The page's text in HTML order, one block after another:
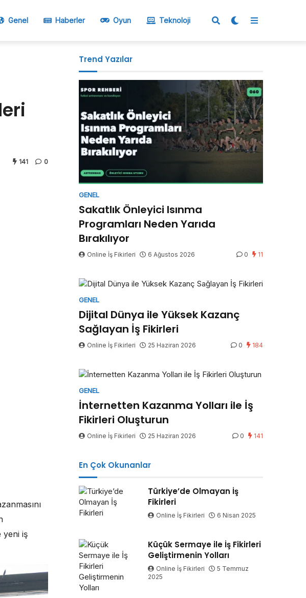
Genel Haberler Oyun Teknoloji
141 0
yeni iş
Trend Yazılar
GENEL
Sakatlık Önleyici Isınma
Programları Neden Yarıda
Bırakılıyor
Online İş Fikirleri 6 Ağustos 2026 0 11
GENEL
Dijital Dünya ile Yüksek Kazanç
Sağlayan İş Fikirleri
Online İş Fikirleri 25 Haziran 2026 0 184
GENEL
İnternetten Kazanma Yolları ile İş
Fikirleri Oluşturun
Online İş Fikirleri 25 Haziran 2026 0 141
En Çok Okunanlar
Türkiye’de Olmayan İş
Fikirleri
Online İş Fikirleri 6 Nisan 2025
Küçük Sermaye ile İş Fikirleri
Geliştirmenin Yolları
Online İş Fikirleri
5 Temmuz
2025